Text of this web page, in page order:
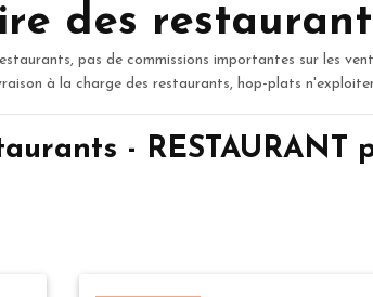
des
pas de commissions importantes sur les
à la charge des restaurants, hop-plats
-